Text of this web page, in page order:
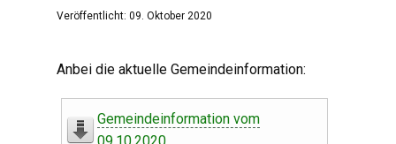
Veröffentlicht: 09. Oktober 2020
Anbei die aktuelle Gemeindeinformation:
Gemeindeinformation vom